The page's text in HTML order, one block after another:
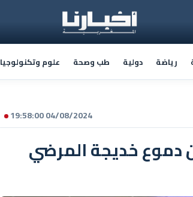
رياضة دولية طب وصحة علوم وتكنولوجيا
04/08/2024 19:58:00
دموع خديجة المرضي